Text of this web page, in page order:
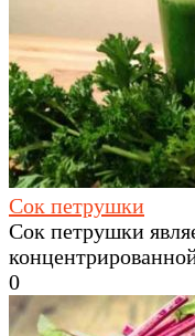
Сок петрушки
Сок петрушки
0